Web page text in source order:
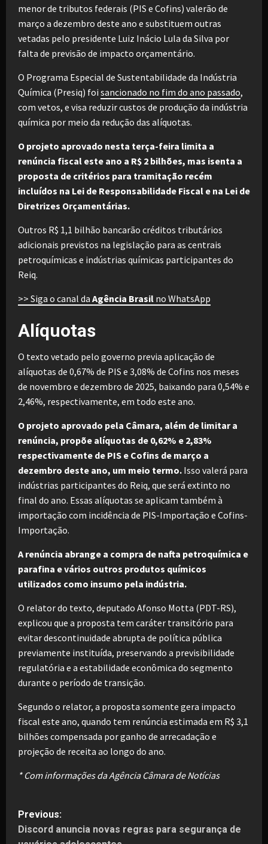
menor de tributos federais (PIS e Cofins) valerão de
março a dezembro deste ano e substituem outras
vetadas pelo presidente Luiz Inácio Lula da Silva por
falta de previsão de impacto orçamentário.
O Programa Especial de Sustentabilidade da Indústria
Química (Presiq) foi sancionado no fim do ano passado,
com vetos, e visa reduzir custos de produção da indústria
química por meio da redução das alíquotas.
O projeto aprovado nesta terça-feira limita a
renúncia fiscal este ano a R$ 2 bilhões, mas isenta a
proposta de critérios para tramitação recém
incluídos na Lei de Responsabilidade Fiscal e na Lei de
Diretrizes Orçamentárias.
Outros R$ 1,1 bilhão bancarão créditos tributários
adicionais previstos na legislação para as centrais
petroquímicas e indústrias químicas participantes do
Reiq.
>> Siga o canal da Agência Brasil no WhatsApp
Alíquotas
O texto vetado pelo governo previa aplicação de
alíquotas de 0,67% de PIS e 3,08% de Cofins nos meses
de novembro e dezembro de 2025, baixando para 0,54% e
2,46%, respectivamente, em todo este ano.
O projeto aprovado pela Câmara, além de limitar a
renúncia, propõe alíquotas de 0,62% e 2,83%
respectivamente de PIS e Cofins de março a
dezembro deste ano, um meio termo. Isso valerá para
indústrias participantes do Reiq, que será extinto no
final do ano. Essas alíquotas se aplicam também à
importação com incidência de PIS-Importação e Cofins-
Importação.
A renúncia abrange a compra de nafta petroquímica e
parafina e vários outros produtos químicos
utilizados como insumo pela indústria.
O relator do texto, deputado Afonso Motta (PDT-RS),
explicou que a proposta tem caráter transitório para
evitar descontinuidade abrupta de política pública
previamente instituída, preservando a previsibilidade
regulatória e a estabilidade econômica do segmento
durante o período de transição.
Segundo o relator, a proposta somente gera impacto
fiscal este ano, quando tem renúncia estimada em R$ 3,1
bilhões compensada por ganho de arrecadação e
projeção de receita ao longo do ano.
* Com informações da Agência Câmara de Notícias
P
o
Previous:
Discord anuncia novas regras para segurança de